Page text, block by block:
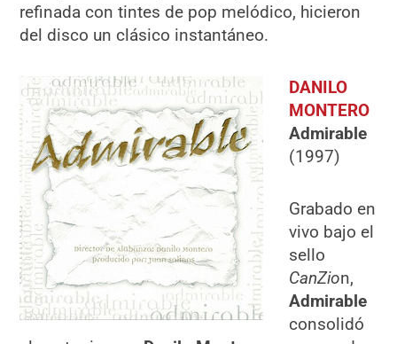
refinada con tintes de pop melódico, hicieron
del disco un clásico instantáneo.
DANILO
MONTERO
Admirable
(1997)
Grabado en
vivo bajo el
sello
CanZion,
Admirable
consolidó